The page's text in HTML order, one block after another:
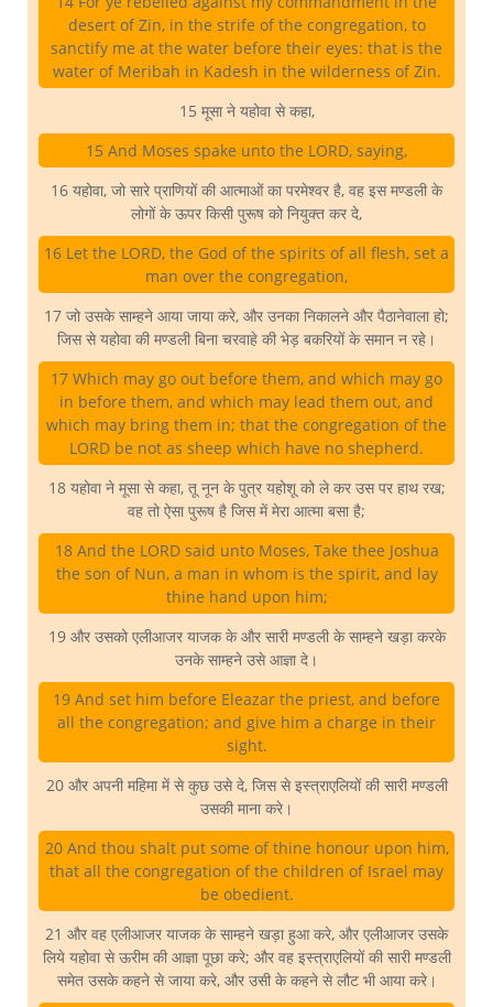
desert of Zin, in the strife of the congregation, to
sanctify me at the water before their eyes: that is the
water of Meribah in Kadesh in the wilderness of Zin.
15 मूसा ने यहोवा से कहा,
15 And Moses spake unto the LORD, saying,
16 यहोवा, जो सारे प्राणियों की आत्माओं का परमेश्वर है, वह इस मण्डली के
लोगों के ऊपर किसी पुरूष को नियुक्त कर दे,
16 Let the LORD, the God of the spirits of all flesh, set a
man over the congregation,
17 जो उसके साम्हने आया जाया करे, और उनका निकालने और पैठानेवाला हो;
जिस से यहोवा की मण्डली बिना चरवाहे की भेड़ बकरियों के समान न रहे।
17 Which may go out before them, and which may go
in before them, and which may lead them out, and
which may bring them in; that the congregation of the
LORD be not as sheep which have no shepherd.
18 यहोवा ने मूसा से कहा, तू नून के पुत्र यहोशू को ले कर उस पर हाथ रख;
वह तो ऐसा पुरूष है जिस में मेरा आत्मा बसा है;
18 And the LORD said unto Moses, Take thee Joshua
the son of Nun, a man in whom is the spirit, and lay
thine hand upon him;
19 और उसको एलीआजर याजक के और सारी मण्डली के साम्हने खड़ा करके
उनके साम्हने उसे आज्ञा दे।
19 And set him before Eleazar the priest, and before
all the congregation; and give him a charge in their
sight.
20 और अपनी महिमा में से कुछ उसे दे, जिस से इस्त्राएलियों की सारी मण्डली
उसकी माना करे।
20 And thou shalt put some of thine honour upon him,
that all the congregation of the children of Israel may
be obedient.
21 और वह एलीआजर याजक के साम्हने खड़ा हुआ करे, और एलीआजर उसके
लिये यहोवा से ऊरीम की आज्ञा पूछा करे; और वह इस्त्राएलियों की सारी मण्डली
समेत उसके कहने से जाया करे, और उसी के कहने से लौट भी आया करे।